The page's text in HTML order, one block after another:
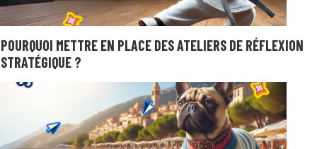
POURQUOI METTRE EN PLACE DES ATELIERS DE RÉFLEXION
STRATÉGIQUE ?